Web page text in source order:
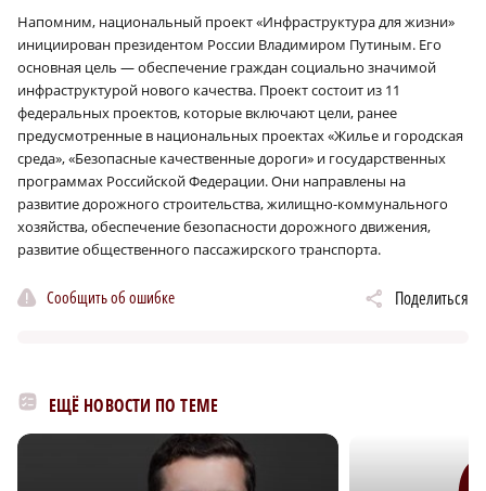
Напомним, национальный проект «Инфраструктура для жизни»
инициирован президентом России Владимиром Путиным. Его
основная цель — обеспечение граждан социально значимой
инфраструктурой нового качества. Проект состоит из 11
федеральных проектов, которые включают цели, ранее
предусмотренные в национальных проектах «Жилье и городская
среда», «Безопасные качественные дороги» и государственных
программах Российской Федерации. Они направлены на
развитие дорожного строительства, жилищно-коммунального
хозяйства, обеспечение безопасности дорожного движения,
развитие общественного пассажирского транспорта.
Сообщить об ошибке Поделиться
ЕЩЁ НОВОСТИ ПО ТЕМЕ